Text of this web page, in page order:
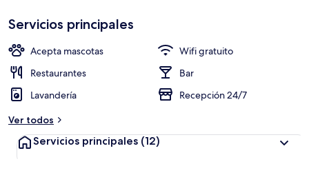
Servicios principales
Acepta mascotas
Wifi gratuito
Restaurantes
Bar
Lavandería
Recepción 24/7
Ver todos
Servicios principales (12)